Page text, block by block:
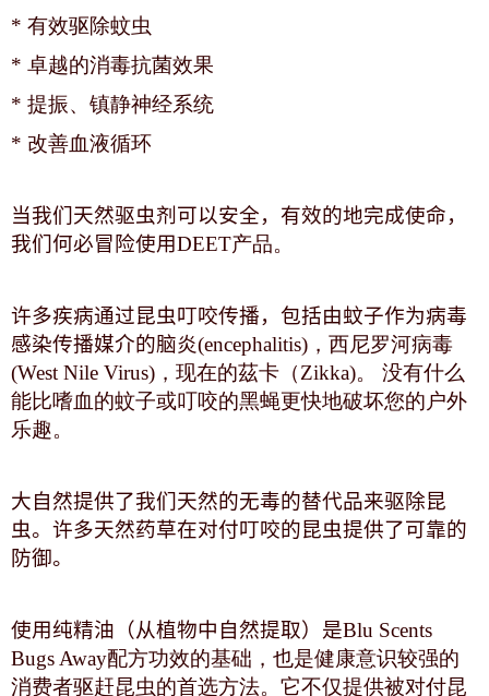
* 有效驱除蚊虫
* 卓越的消毒抗菌效果
* 提振、镇静神经系统
* 改善血液循环
当我们天然驱虫剂可以安全，有效的地完成使命，
我们何必冒险使用DEET产品。
许多疾病通过昆虫叮咬传播，包括由蚊子作为病毒
感染传播媒介的脑炎(encephalitis)，西尼罗河病毒
(West Nile Virus)，现在的茲卡（Zikka)。 没有什么
能比嗜血的蚊子或叮咬的黑蝇更快地破坏您的户外
乐趣。
大自然提供了我们天然的无毒的替代品来驱除昆
虫。许多天然药草在对付叮咬的昆虫提供了可靠的
防御。
使用纯精油（从植物中自然提取）是Blu Scents
Bugs Away配方功效的基础，也是健康意识较强的
消费者驱赶昆虫的首选方法。它不仅提供被对付昆